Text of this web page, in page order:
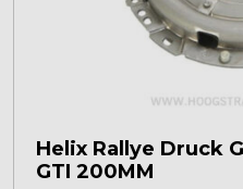
Helix Rallye Druck
GTI 200MM